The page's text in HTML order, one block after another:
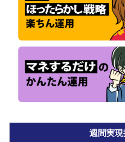
累計実現損益に評価損を加味
となっており、各プレイヤー
今週は、中東情勢緊迫化を受
が何度かありました。週間実